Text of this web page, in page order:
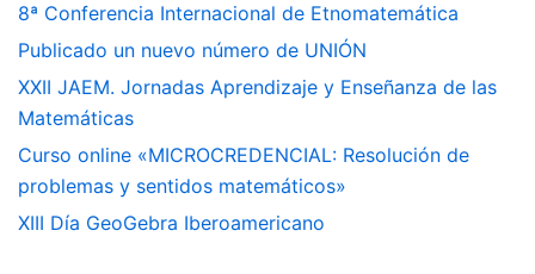
8ª Conferencia Internacional de Etnomatemática
Publicado un nuevo número de UNIÓN
XXII JAEM. Jornadas Aprendizaje y Enseñanza de las
Matemáticas
Curso online «MICROCREDENCIAL: Resolución de
problemas y sentidos matemáticos»
XIII Día GeoGebra Iberoamericano